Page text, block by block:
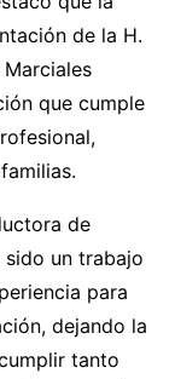
de la H.
que cumple
de
un trabajo
para
dejando la
tanto